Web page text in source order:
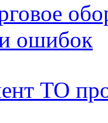
ошибок
ТО